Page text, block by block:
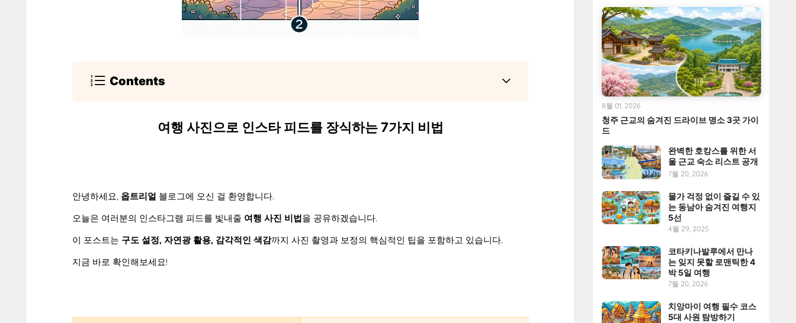
Contents
여행 사진으로 인스타 피드를 장식하는 7가지 비법
안녕하세요, 옵트리얼 블로그에 오신 걸 환영합니다.
오늘은 여러분의 인스타그램 피드를 빛내줄 여행 사진 비법을 공유하겠습니다.
이 포스트는 구도 설정, 자연광 활용, 감각적인 색감까지 사진 촬영과 보정의 핵심적인 팁을 포함하고 있습니다.
지금 바로 확인해보세요!
청주 근교의 숨겨진 드라이브 명소 3곳 가이
드
8월 01, 2026
완벽한 호캉스를 위한 서
울 근교 숙소 리스트 공개
7월 20, 2026
물가 걱정 없이 즐길 수 있
는 동남아 숨겨진 여행지
5선
4월 29, 2025
코타키나발루에서 만나
는 잊지 못할 로맨틱한 4
박 5일 여행
7월 20, 2026
치앙마이 여행 필수 코스
5대 사원 탐방하기